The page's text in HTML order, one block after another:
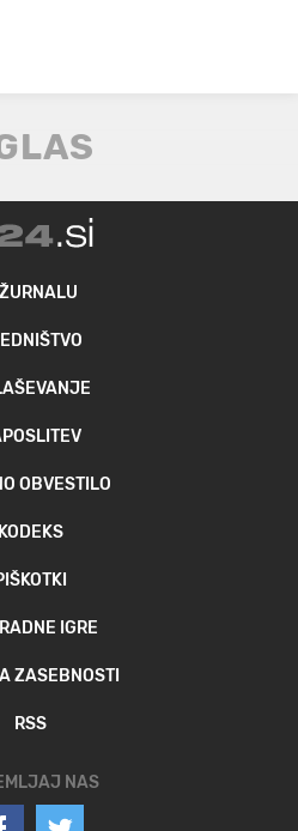
OBVESTILO
KODEKS
IGRE
ZASEBNOSTI
RSS
NAS